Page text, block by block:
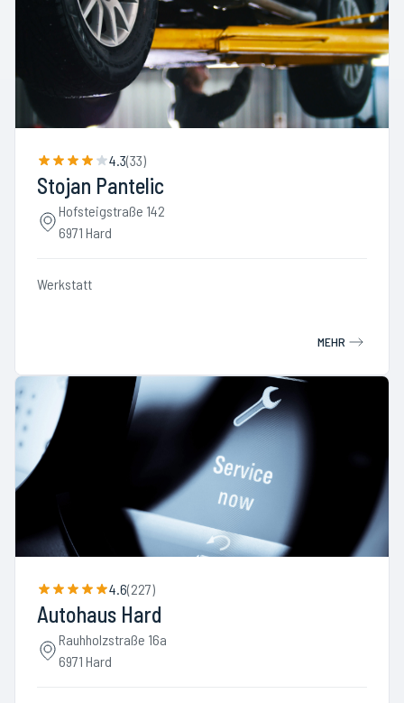
4.3(33)
Stojan Pantelic
Hofsteigstraße 142
6971 Hard
Werkstatt
MEHR
4.6(227)
Autohaus Hard
Rauhholzstraße 16a
6971 Hard